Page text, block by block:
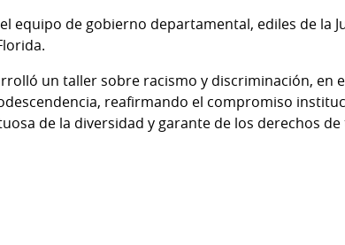
equipo de gobierno departamental, ediles de la
un taller sobre racismo y discriminación, en
reafirmando el compromiso
de la diversidad y garante de los derechos